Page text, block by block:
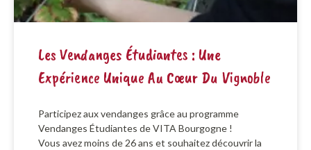
Les Vendanges Étudiantes : Une
Expérience Unique Au Cœur Du Vignoble
Participez aux vendanges grâce au programme
Vendanges Étudiantes de VITA Bourgogne !
Vous avez moins de 26 ans et souhaitez découvrir la